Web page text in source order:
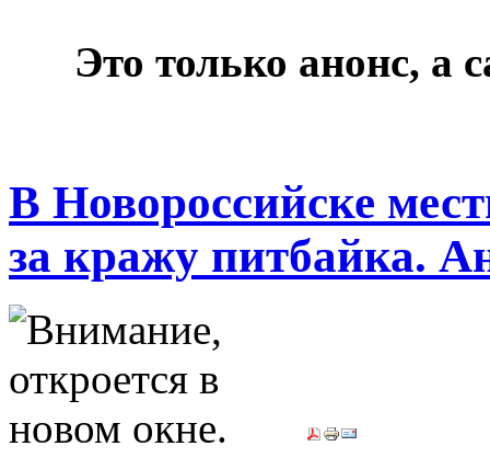
Это только анонс, а
В Новороссийске
за кражу питбайка.